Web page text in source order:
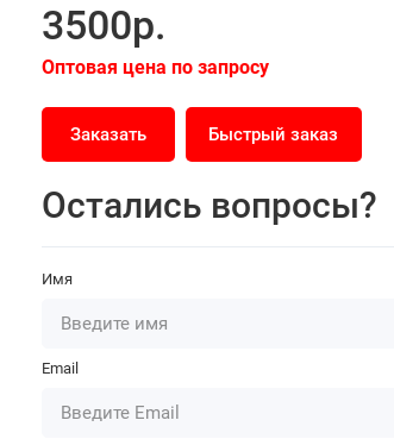
3500р.
Оптовая цена по запросу
Заказать Быстрый заказ
Остались вопросы?
Имя
Email